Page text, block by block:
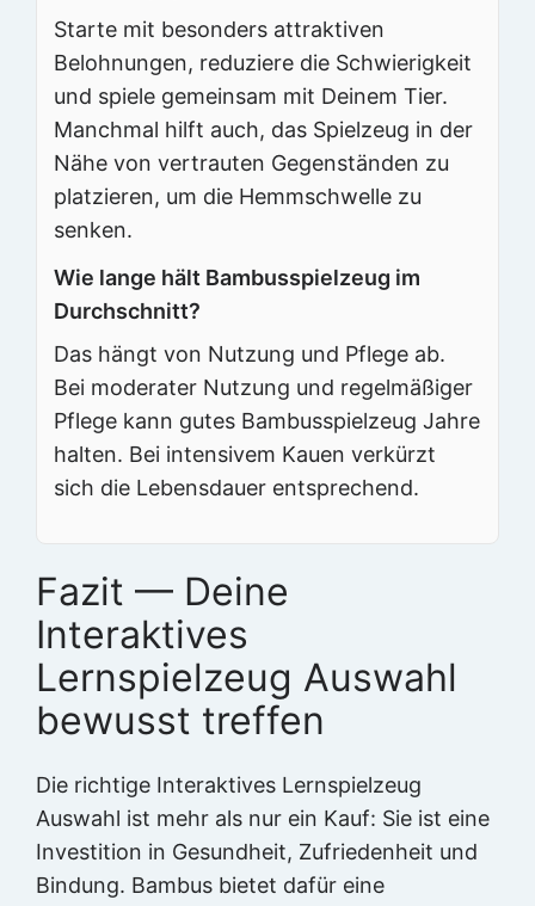
Starte mit besonders attraktiven
Belohnungen, reduziere die Schwierigkeit
und spiele gemeinsam mit Deinem Tier.
Manchmal hilft auch, das Spielzeug in der
Nähe von vertrauten Gegenständen zu
platzieren, um die Hemmschwelle zu
senken.
Wie lange hält Bambusspielzeug im
Durchschnitt?
Das hängt von Nutzung und Pflege ab.
Bei moderater Nutzung und regelmäßiger
Pflege kann gutes Bambusspielzeug Jahre
halten. Bei intensivem Kauen verkürzt
sich die Lebensdauer entsprechend.
Fazit — Deine
Interaktives
Lernspielzeug Auswahl
bewusst treffen
Die richtige Interaktives Lernspielzeug
Auswahl ist mehr als nur ein Kauf: Sie ist eine
Investition in Gesundheit, Zufriedenheit und
Bindung. Bambus bietet dafür eine